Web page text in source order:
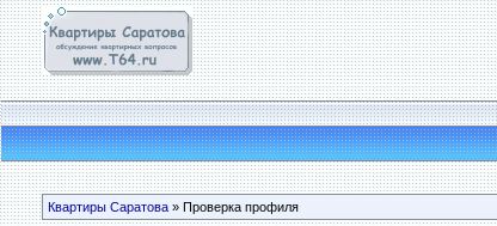
Квартиры Саратова » Проверка профиля